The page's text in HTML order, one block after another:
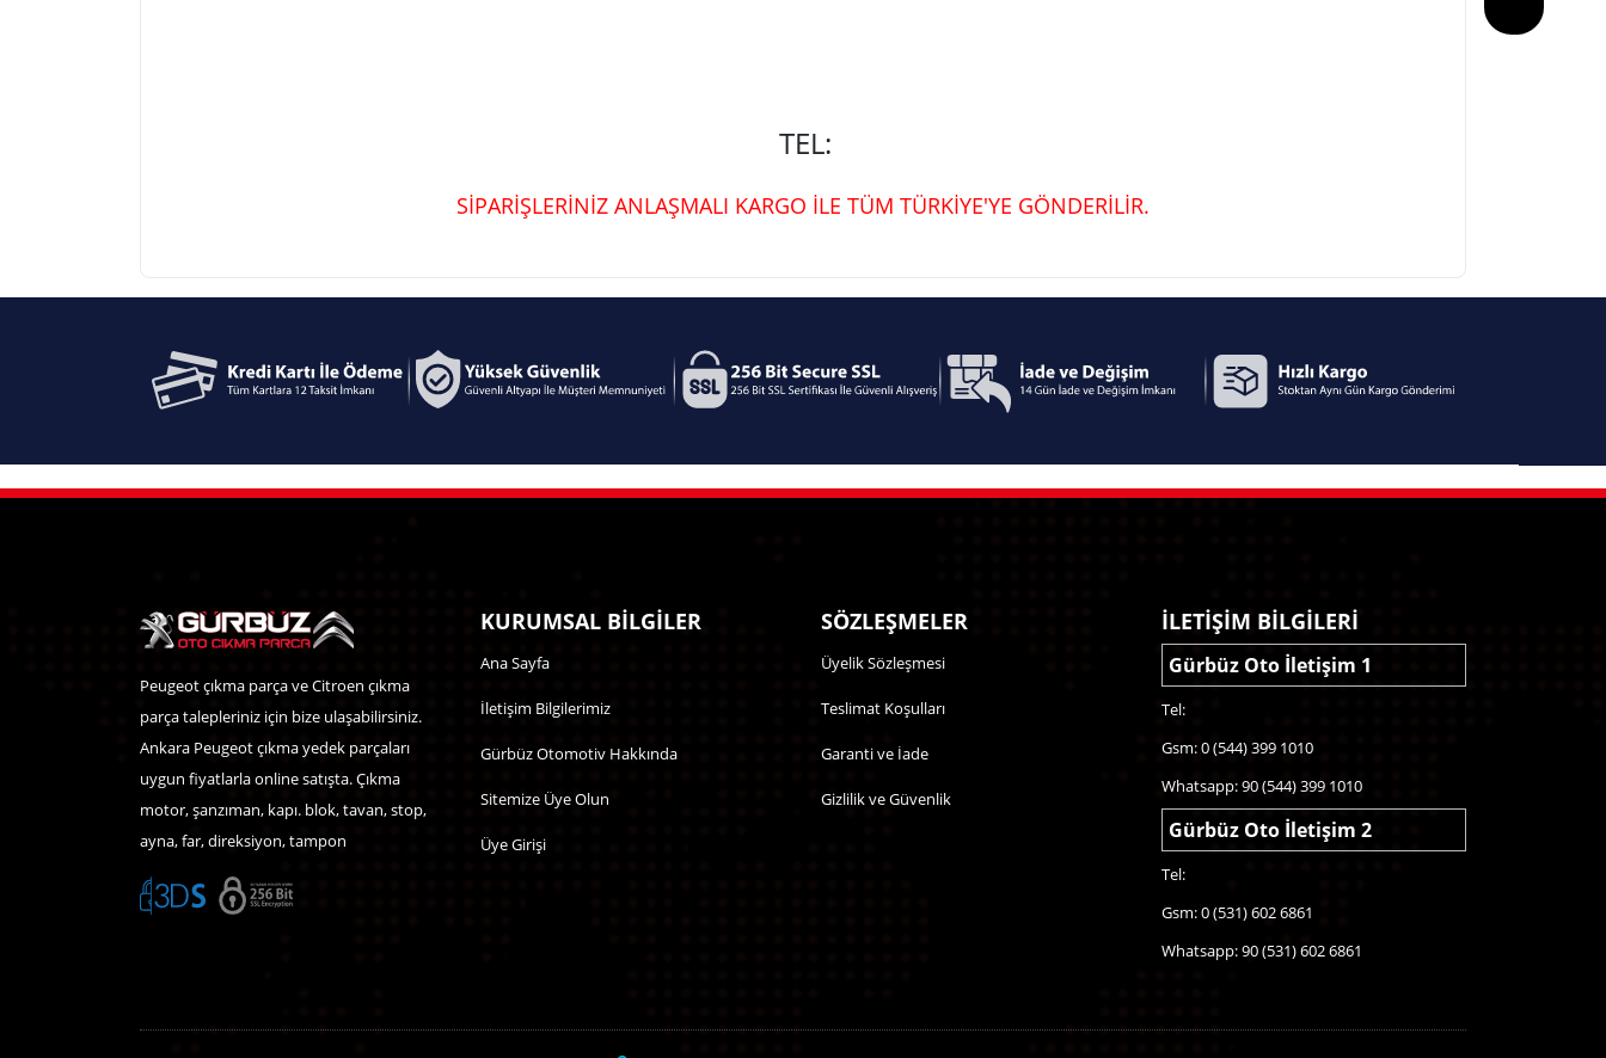
TEL:
SİPARİŞLERİNİZ ANLAŞMALI KARGO İLE TÜM TÜRKİYE'YE GÖNDERİLİR.
Peugeot çıkma parça ve Citroen çıkma
parça talepleriniz için bize ulaşabilirsiniz.
Ankara Peugeot çıkma yedek parçaları
uygun fiyatlarla online satışta. Çıkma
motor, şanzıman, kapı. blok, tavan, stop,
ayna, far, direksiyon, tampon
KURUMSAL BİLGİLER
Ana Sayfa
İletişim Bilgilerimiz
Gürbüz Otomotiv Hakkında
Sitemize Üye Olun
Üye Girişi
SÖZLEŞMELER
Üyelik Sözleşmesi
Teslimat Koşulları
Garanti ve İade
Gizlilik ve Güvenlik
İLETİŞİM BİLGİLERİ
Gürbüz Oto İletişim 1
Tel:
Gsm: 0 (544) 399 1010
Whatsapp: 90 (544) 399 1010
Gürbüz Oto İletişim 2
Tel:
Gsm: 0 (531) 602 6861
Whatsapp: 90 (531) 602 6861